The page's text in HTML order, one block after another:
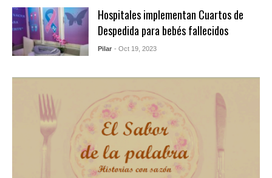
Hospitales implementan Cuartos de
Despedida para bebés fallecidos
Pilar - Oct 19, 2023